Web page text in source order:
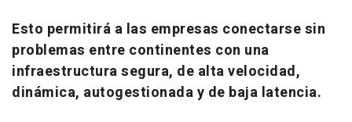
Esto permitirá a las empresas conectarse sin
problemas entre continentes con una
infraestructura segura, de alta velocidad,
dinámica, autogestionada y de baja latencia.